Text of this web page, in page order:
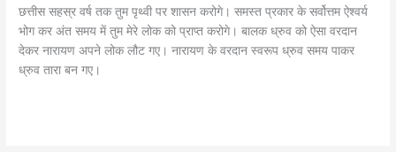
छत्तीस सहस्र वर्ष तक तुम पृथ्वी पर शासन करोगे। समस्त प्रकार के सर्वोत्तम ऐश्वर्य
भोग कर अंत समय में तुम मेरे लोक को प्राप्त करोगे। बालक ध्रुव को ऐसा वरदान
देकर नारायण अपने लोक लौट गए। नारायण के वरदान स्वरूप ध्रुव समय पाकर
ध्रुव तारा बन गए।